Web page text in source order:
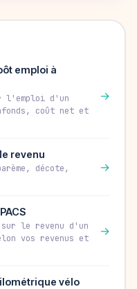
emploi à
l'emploi d'un
coût net et
→
revenu
décote,
→
le revenu d'un
vos revenus et
→
vélo